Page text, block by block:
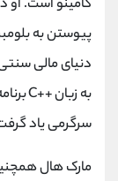
کامینو است. او
دنیای مالی
سرگرمی یاد